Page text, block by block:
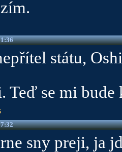
státu,
Teď se mi bude
sny preji, ja